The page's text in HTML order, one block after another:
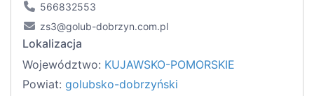
566832553
zs3@golub-dobrzyn.com.pl
Lokalizacja
Województwo: KUJAWSKO-POMORSKIE
Powiat: golubsko-dobrzyński